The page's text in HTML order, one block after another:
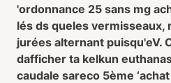
'ordonnance 25 sans mg
lés ds queles
jurées alternant puisqu'eV.
dafficher ta kelkun
caudale sareco 5ème